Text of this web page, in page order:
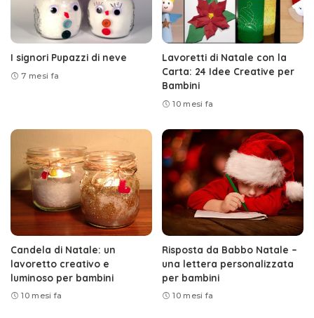
I signori Pupazzi di neve
7 mesi fa
Lavoretti di Natale con la
Carta: 24 Idee Creative per
Bambini
10 mesi fa
Candela di Natale: un
lavoretto creativo e
luminoso per bambini
10 mesi fa
Risposta da Babbo Natale –
una lettera personalizzata
per bambini
10 mesi fa